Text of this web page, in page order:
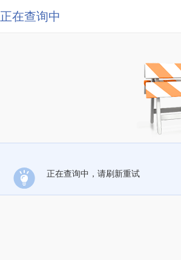
正在查询中
正在查询中，请刷新重试